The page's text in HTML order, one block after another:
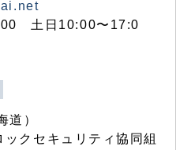
土日10:00〜17:0
道）
クセキュリティ協同組